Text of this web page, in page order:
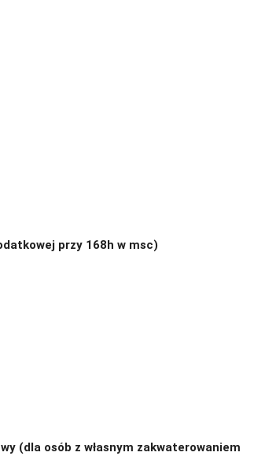
przy 168h w msc)
(dla osób z własnym zakwaterowaniem